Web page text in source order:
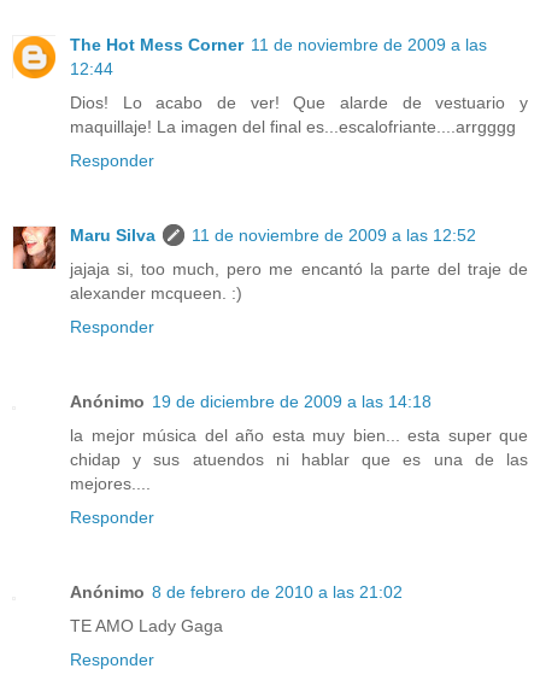
The Hot Mess Corner 11 de noviembre de 2009 a las
12:44
Dios! Lo acabo de ver! Que alarde de vestuario y
maquillaje! La imagen del final es...escalofriante....arrgggg
Responder
Maru Silva
11 de noviembre de 2009 a las 12:52
jajaja si, too much, pero me encantó la parte del traje de
alexander mcqueen. :)
Responder
Anónimo 19 de diciembre de 2009 a las 14:18
la mejor música del año esta muy bien... esta super que
chidap y sus atuendos ni hablar que es una de las
mejores....
Responder
Anónimo 8 de febrero de 2010 a las 21:02
TE AMO Lady Gaga
Responder